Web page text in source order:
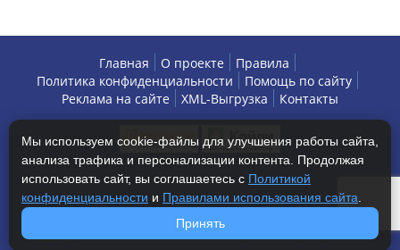
Главная О проекте
Правила
Политика конфиденциальности
Помощь по сайту
Реклама на сайте
XML-Выгрузка Контакты
Copyright © 2013-2026 БизнесАренда - коммерческая
недвижимость, г. Москва. Все права защищены.
Мы используем cookie-файлы для улучшения работы сайта,
анализа трафика и персонализации контента. Продолжая
использовать сайт, вы соглашаетесь с Политикой
конфиденциальности и Правилами использования сайта
Принять